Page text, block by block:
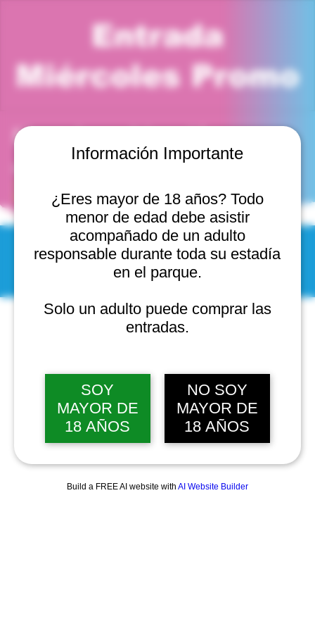
Información Importante
¿Eres mayor de 18 años? Todo
menor de edad debe asistir
acompañado de un adulto
responsable durante toda su estadía
en el parque.
Solo un adulto puede comprar las
entradas.
SOY
MAYOR DE
18 AÑOS
NO SOY
MAYOR DE
18 AÑOS
Build a FREE AI website with AI Website Builder
Entrada
Miércoles Promo
Horario y ubicación
2541754 Viña del Mar, Valparaíso, Chile